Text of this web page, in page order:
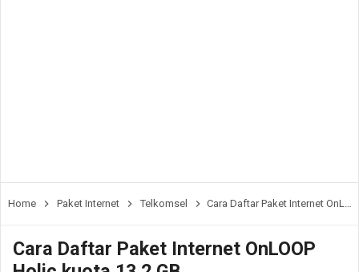
Home Paket Internet Telkomsel Cara Daftar Paket Internet OnLOOP Holic kuota 13.2 GB
Cara Daftar Paket Internet OnLOOP